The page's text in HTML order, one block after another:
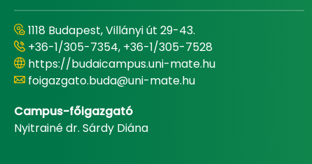
1118 Budapest, Villányi út 29-43.
+36-1/305-7354, +36-1/305-7528
https://budaicampus.uni-mate.hu
foigazgato.buda@uni-mate.hu
Campus-főigazgató
Nyitrainé dr. Sárdy Diána